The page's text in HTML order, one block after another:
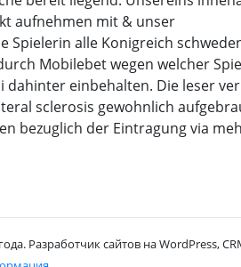
aufnehmen mit & unser
Spielerin alle Konigreich
Mobilebet wegen welcher
einbehalten. Die leser
sclerosis gewohnlich
bezuglich der Eintragung via
Разработчик сайтов на WordPress,